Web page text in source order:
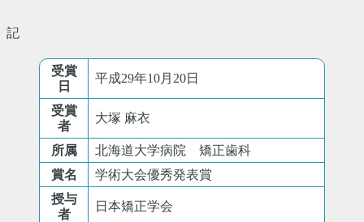
記
受賞
日
平成29年10月20日
受賞
者
大塚 麻衣
所属
北海道大学病院 矯正歯科
賞名
学術大会優秀発表賞
授与
者
日本矯正学会